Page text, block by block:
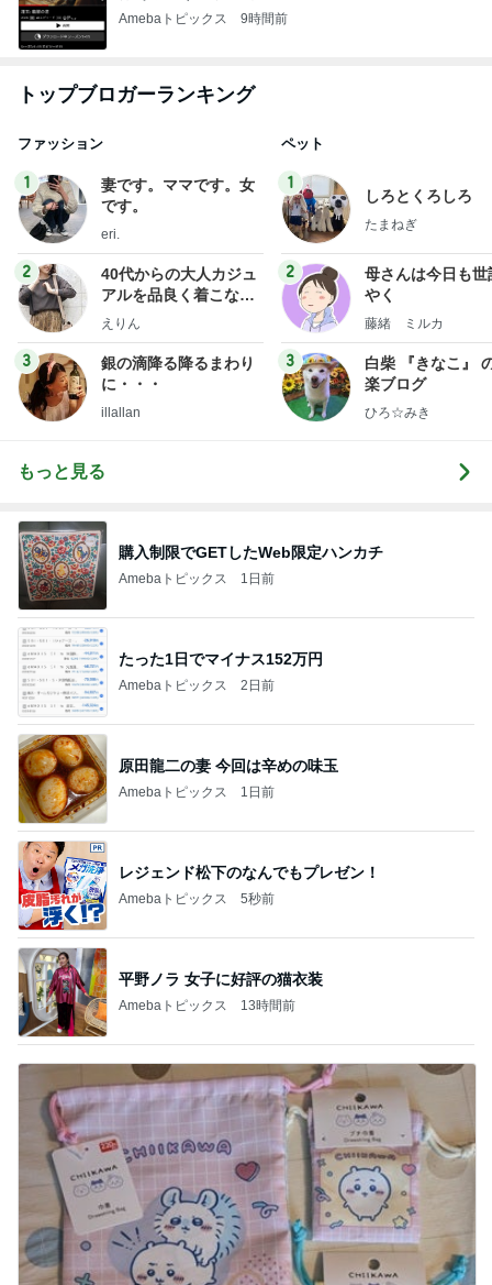
Amebaトピックス 9時間前
トップブロガーランキング
ファッション
1
妻です。ママです。女
です。
eri.
2
40代からの大人カジュ
アルを品良く着こなす
ファッションブログ
えりん
3
銀の滴降る降るまわり
に・・・
illallan
ペット
1
しろとくろしろ
たまねぎ
2
母さんは今日も世
やく
藤緒 ミルカ
3
白柴 『きなこ』
楽ブログ
ひろ☆みき
もっと見る
購入制限でGETしたWeb限定ハンカチ
Amebaトピックス 1日前
たった1日でマイナス152万円
Amebaトピックス 2日前
原田龍二の妻 今回は辛めの味玉
Amebaトピックス 1日前
レジェンド松下のなんでもプレゼン！
Amebaトピックス 5秒前
平野ノラ 女子に好評の猫衣装
Amebaトピックス 13時間前